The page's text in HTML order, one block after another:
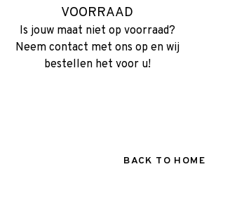
VOORRAAD
Is jouw maat niet op voorraad?
Neem contact met ons op en wij
bestellen het voor u!
BACK TO HOME